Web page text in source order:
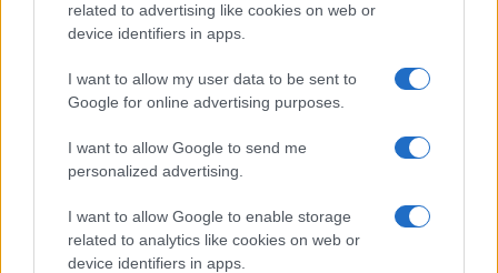
related to advertising like cookies on web or
device identifiers in apps.
I want to allow my user data to be sent to
Google for online advertising purposes.
I want to allow Google to send me
personalized advertising.
I want to allow Google to enable storage
related to analytics like cookies on web or
device identifiers in apps.
Aspartame nella Coca Cola Zero: sicurezza e miti da
sfatare